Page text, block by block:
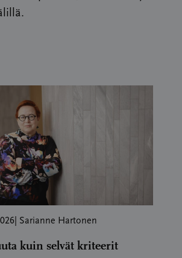
| Sarianne Hartonen
kuin selvät kriteerit